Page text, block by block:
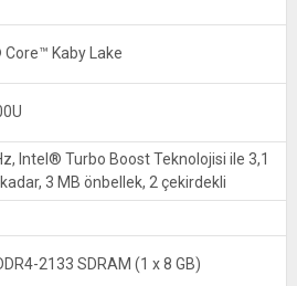
Kaby Lake
Intel® Turbo Boost Teknolojisi ile 3,1
3 MB önbellek, 2 çekirdekli
2133 SDRAM (1 x 8 GB)